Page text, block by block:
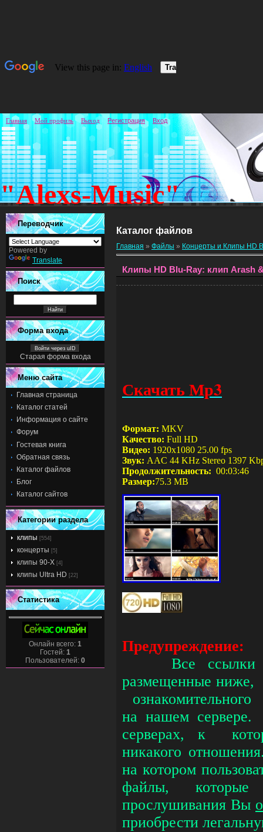
"Alexs-Music"
Главная Мой профиль Выход Регистрация Вход
Переводчик
Powered by
Translate
Поиск
Форма входа
Войти через uID
Старая форма входа
Меню сайта
Главная страница
Каталог статей
Информация о сайте
Форум
Гостевая книга
Обратная связь
Каталог файлов
Блог
Каталог сайтов
Категории раздела
клипы [554]
концерты [5]
клипы 90-Х [4]
клипы Ultra HD [22]
Статистика
Онлайн всего: 1
Гостей: 1
Пользователей: 0
Каталог файлов
Главная » Файлы » Концерты и Клипы HD
Клипы HD Blu-Ray: клип Arash
Скачать Мр3
Формат: MKV
Качество: Full HD
Видео: 1920x1080 25.00 fps
Звук: AAC 44 KHz Stereo 1397
Продолжительность: 00:03:46
Размер:75.3 MB
Предупреждение:
Все
размещенные ниже,
на нашем
серверах, к
никакого
на котором
файлы,
прослушивания Вы
приобрести